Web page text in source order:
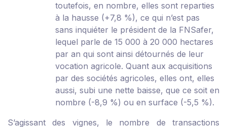
toutefois, en nombre, elles sont reparties
à la hausse (+7,8 %), ce qui n’est pas
sans inquiéter le président de la FNSafer,
lequel parle de 15 000 à 20 000 hectares
par an qui sont ainsi détournés de leur
vocation agricole. Quant aux acquisitions
par des sociétés agricoles, elles ont, elles
aussi, subi une nette baisse, que ce soit en
nombre (-8,9 %) ou en surface (-5,5 %).
S’agissant des vignes, le nombre de transactions